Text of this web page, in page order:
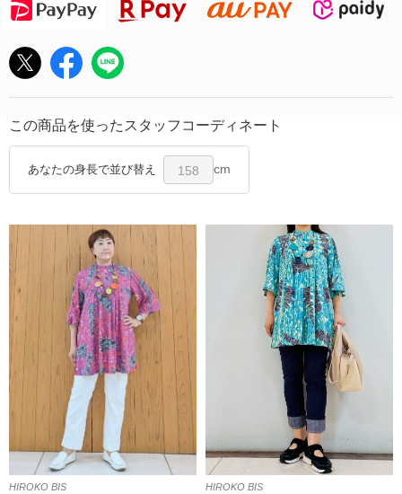
この商品を使ったスタッフコーディネート
あなたの身長で並び替え 158 cm
HIROKO BIS
HIROKO BIS